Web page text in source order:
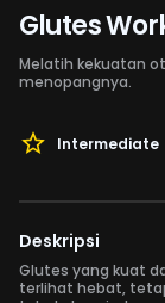
Glutes
Melatih kekuatan
menopangnya.
Intermediate
Deskripsi
Glutes yang kuat
terlihat hebat,